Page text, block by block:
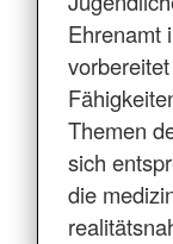
Ehrenamt
Themen
sich
die